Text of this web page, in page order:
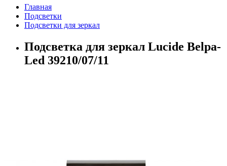
Главная
Подсветки
Подсветки для зеркал
Подсветка для зеркал Lucide Belpa-
Led 39210/07/11